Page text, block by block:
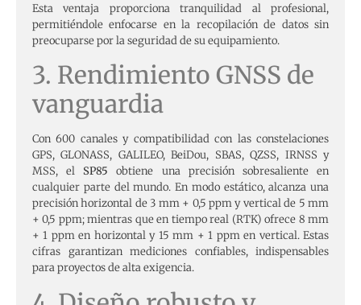
Esta ventaja proporciona tranquilidad al profesional,
permitiéndole enfocarse en la recopilación de datos sin
preocuparse por la seguridad de su equipamiento.
3. Rendimiento GNSS de
vanguardia
Con 600 canales y compatibilidad con las constelaciones
GPS, GLONASS, GALILEO, BeiDou, SBAS, QZSS, IRNSS y
MSS, el SP85 obtiene una precisión sobresaliente en
cualquier parte del mundo. En modo estático, alcanza una
precisión horizontal de 3 mm + 0,5 ppm y vertical de 5 mm
+ 0,5 ppm; mientras que en tiempo real (RTK) ofrece 8 mm
+ 1 ppm en horizontal y 15 mm + 1 ppm en vertical. Estas
cifras garantizan mediciones confiables, indispensables
para proyectos de alta exigencia.